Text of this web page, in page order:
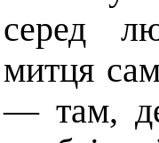
серед
митця
— там,